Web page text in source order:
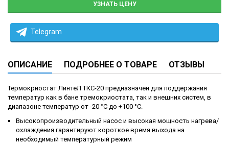
УЗНАТЬ ЦЕНУ
Telegram
ОПИСАНИЕ ПОДРОБНЕЕ О ТОВАРЕ ОТЗЫВЫ
Термокриостат ЛинтеЛ ТКС-20 предназначен для поддержания
температур как в бане тремокриостата, так и внешних систем, в
диапазоне температур от -20 °С до +100 °C.
Высокопроизводительный насос и высокая мощность нагрева/
охлаждения гарантируют короткое время выхода на
необходимый температурный режим